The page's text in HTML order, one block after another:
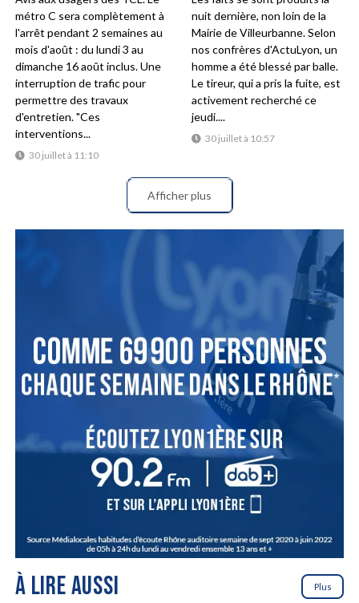
30 juillet à 11:10
métro C sera complètement à
l'arrêt pendant 2 semaines au
mois d'août : du lundi 3 au
dimanche 16 août inclus. Une
interruption de trafic pour
permettre des travaux
d'entretien. "Ces
interventions...
30 juillet à 10:57
nuit dernière, non loin de la
Mairie de Villeurbanne. Selon
nos confrères d'ActuLyon, un
homme a été blessé par balle.
Le tireur, qui a pris la fuite, est
activement recherché ce
jeudi....
Afficher plus
À LIRE AUSSI Plus